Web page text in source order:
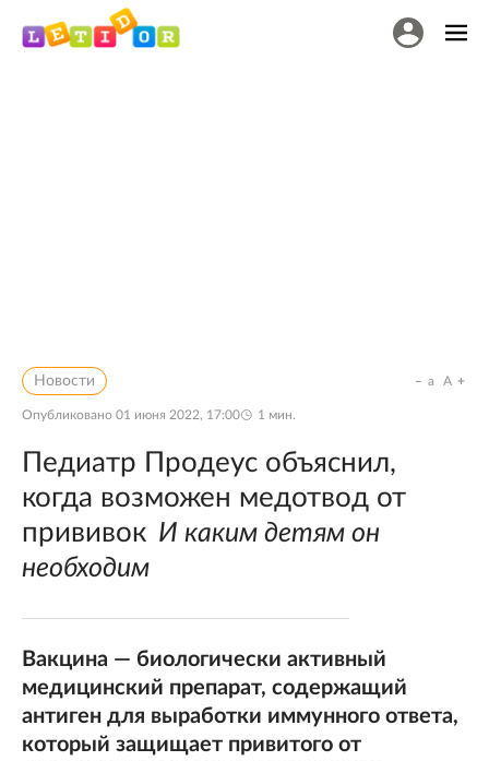
Новости
Опубликовано 01 июня 2022, 17:00 1 мин.
a A
Педиатр Продеус объяснил,
когда возможен медотвод от
прививок И каким детям он
необходим
Вакцина — биологически активный
медицинский препарат, содержащий
антиген для выработки иммунного ответа,
который защищает привитого от